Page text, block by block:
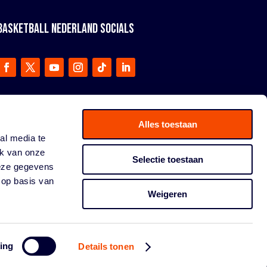
media te
van onze
gegevens
basis van
Details tonen
Alles toestaan
Selectie toestaan
Weigeren
NEDERLAND SOCIALS